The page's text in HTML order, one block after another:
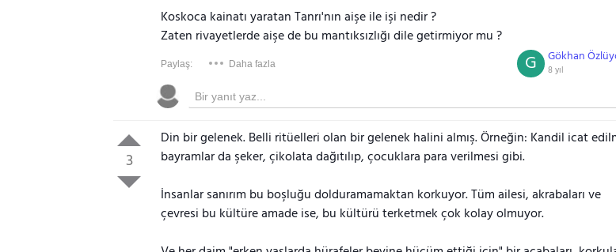
Koskoca kainatı yaratan Tanrı'nın aişe ile işi nedir ?
Zaten rivayetlerde aişe de bu mantıksızlığı dile getirmiyor mu ?
Paylaş: Daha fazla Gökhan
8 yıl
G
3
Din bir gelenek. Belli ritüelleri olan bir gelenek halini almış. Örneğin: Kandil icat
bayramlar da şeker, çikolata dağıtılıp, çocuklara para verilmesi gibi.
İnsanlar sanırım bu boşluğu dolduramamaktan korkuyor. Tüm ailesi, akrabaları ve
çevresi bu kültüre amade ise, bu kültürü terketmek çok kolay olmuyor.